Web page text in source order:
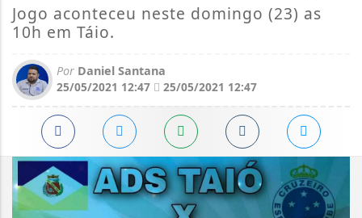
Jogo aconteceu neste domingo (23) as
10h em Táio.
Por Daniel Santana
25/05/2021 12:47
25/05/2021 12:47